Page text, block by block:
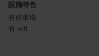
設施特色
有停車場
有 wifi